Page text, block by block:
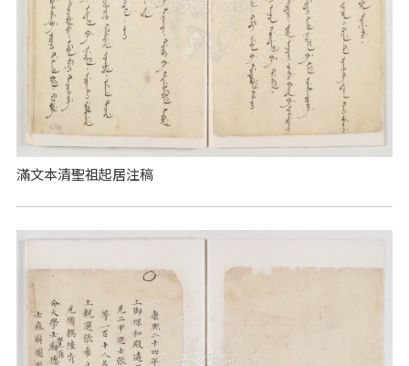
滿文本清聖祖起居注稿